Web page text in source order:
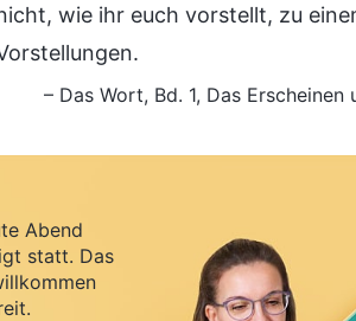
wie ihr euch vorstellt, zu
– Das Wort, Bd. 1, Das
Abend
statt. Das